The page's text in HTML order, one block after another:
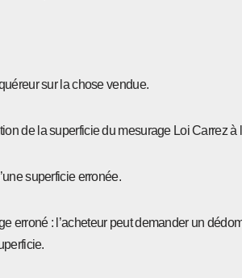
sur la chose vendue.
de la superficie du mesurage Loi Carrez
superficie erronée.
erroné : l’acheteur peut demander un